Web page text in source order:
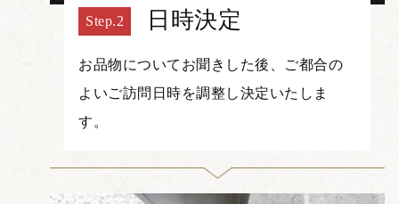
日時決定
お品物についてお聞きした後、ご都合の
よいご訪問日時を調整し決定いたしま
す。